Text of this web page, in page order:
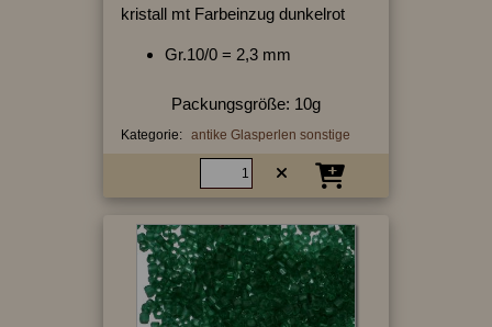
kristall mt Farbeinzug dunkelrot
Gr.10/0 = 2,3 mm
Packungsgröße: 10g
Kategorie: antike Glasperlen sonstige